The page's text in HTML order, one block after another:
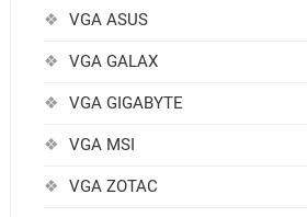
VGA ASUS
VGA GALAX
VGA GIGABYTE
VGA MSI
VGA ZOTAC